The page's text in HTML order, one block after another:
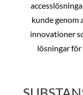
kunde genom
innovationer
lösningar för